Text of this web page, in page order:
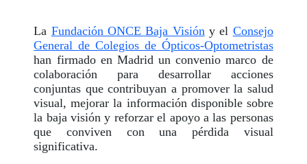
La Fundación ONCE Baja Visióny el Consejo
General de Colegios de Ópticos-Optometristas
han firmado en Madrid un convenio marco de
colaboración para desarrollar acciones
conjuntas que contribuyan a promover la salud
visual, mejorar la información disponible sobre
la baja visión y reforzar el apoyo a las personas
que conviven con una pérdida visual
significativa.